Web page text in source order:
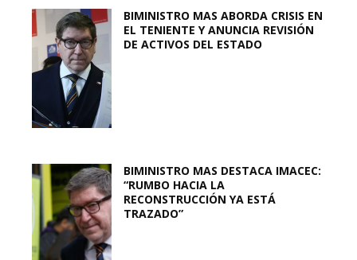
BIMINISTRO MAS ABORDA CRISIS EN
EL TENIENTE Y ANUNCIA REVISIÓN
DE ACTIVOS DEL ESTADO
BIMINISTRO MAS DESTACA IMACEC:
“RUMBO HACIA LA
RECONSTRUCCIÓN YA ESTÁ
TRAZADO”